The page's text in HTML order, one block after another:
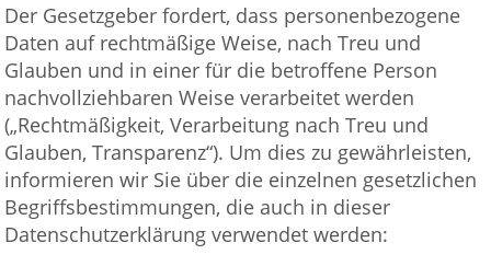
Der Gesetzgeber fordert, dass personenbezogene
Daten auf rechtmäßige Weise, nach Treu und
Glauben und in einer für die betroffene Person
nachvollziehbaren Weise verarbeitet werden
(„Rechtmäßigkeit, Verarbeitung nach Treu und
Glauben, Transparenz“). Um dies zu gewährleisten,
informieren wir Sie über die einzelnen gesetzlichen
Begriffsbestimmungen, die auch in dieser
Datenschutzerklärung verwendet werden: